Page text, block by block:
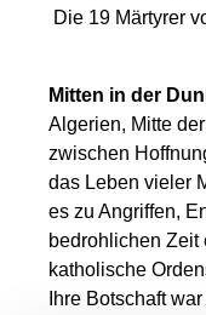
Die 19 Märtyrer
Mitten in der
Algerien, Mitte
zwischen
das Leben vieler
es zu Angriffen,
bedrohlichen Zeit
katholische
Ihre Botschaft